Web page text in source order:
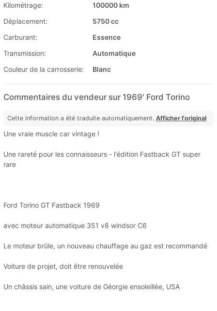
Kilométrage:
100000 km
Déplacement:
5750 cc
Carburant:
Essence
Transmission:
Automatique
Couleur de la carrosserie:
Blanc
Commentaires du vendeur sur 1969' Ford Torino
Cette information a été traduite automatiquement. Afficher l'original
Une vraie muscle car vintage !
Une rareté pour les connaisseurs - l'édition Fastback GT super
rare
Ford Torino GT Fastback 1969
avec moteur automatique 351 v8 windsor C6
Le moteur brûle, un nouveau chauffage au gaz est recommandé
Voiture de projet, doit être renouvelée
Un châssis sain, une voiture de Géorgie ensoleillée, USA